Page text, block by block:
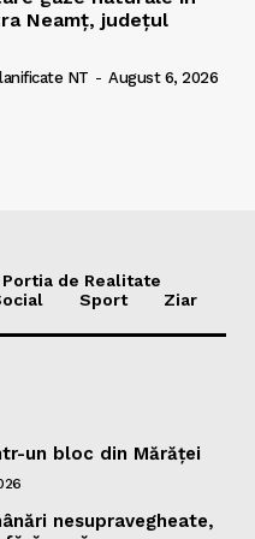
Neamț, județul
NT - August 6, 2026
Portia de Realitate
Sport Ziar
un bloc din Mărăţei
nesupravegheate,